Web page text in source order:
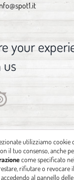
your
utilizziamo cookie
il tuo consenso, anche
come specificato
rifiutare o revocare
al pannello